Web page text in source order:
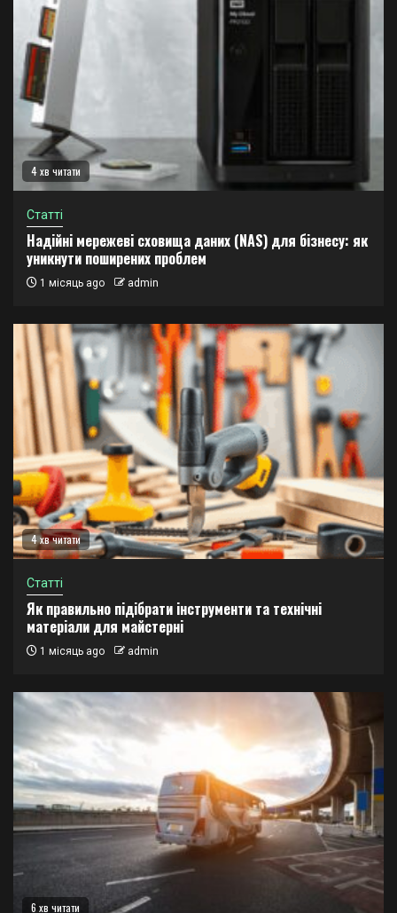
4 хв читати
Статті
Надійні мережеві сховища даних (NAS) для бізнесу: як
уникнути поширених проблем
1 місяць ago admin
4 хв читати
Статті
Як правильно підібрати інструменти та технічні
матеріали для майстерні
1 місяць ago admin
6 хв читати